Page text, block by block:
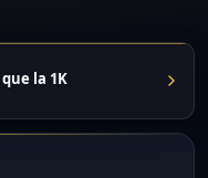
la 1K